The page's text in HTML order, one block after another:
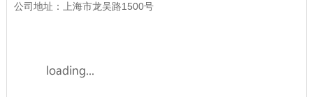
公司地址：上海市龙吴路1500号